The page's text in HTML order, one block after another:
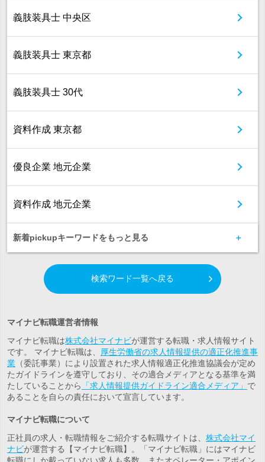
義肢装具士 中央区
義肢装具士 東京都
義肢装具士 30代
資料作成 東京都
優良企業 地元企業
資料作成 地元企業
新着pickupキーワードをもっと見る
検索ワード一覧へ戻る
マイナビ転職運営者情報
マイナビ転職は株式会社マイナビが運営する転職・求人情報サイト
です。 マイナビ転職は、
厚生労働省の求人情報提供の適正化推進事
業 （委託事業）により設置された求人情報適正化推進協議会が定め
たガイドラインを遵守しており、その適合メディアとなる基準を満
たしていることから
「求人情報提供ガイドライン適合メディア」 で
あることを自らの責任において宣言しています。
マイナビ転職について
正社員の求人・転職情報をご紹介する転職サイトは、 株式会社マイ
ナビが運営する【マイナビ転職】。「マイナビ転職」にはマイナビ